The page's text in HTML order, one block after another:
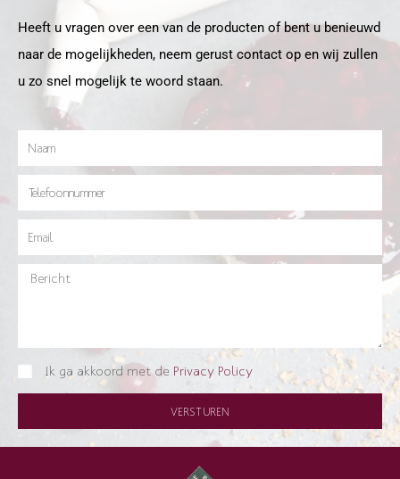
Heeft u vragen over een van de producten of bent u benieuwd
naar de mogelijkheden, neem gerust contact op en wij zullen
u zo snel mogelijk te woord staan.
Ik ga akkoord met de Privacy Policy
VERSTUREN